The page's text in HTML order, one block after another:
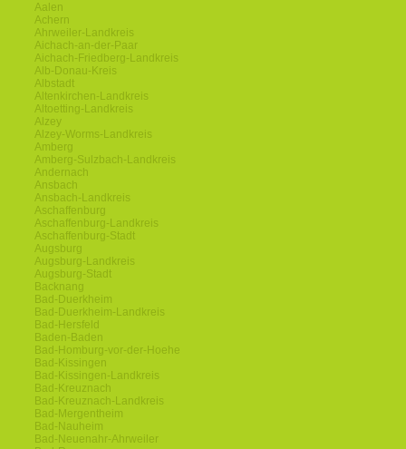
Aalen
Achern
Ahrweiler-Landkreis
Aichach-an-der-Paar
Aichach-Friedberg-Landkreis
Alb-Donau-Kreis
Albstadt
Altenkirchen-Landkreis
Altoetting-Landkreis
Alzey
Alzey-Worms-Landkreis
Amberg
Amberg-Sulzbach-Landkreis
Andernach
Ansbach
Ansbach-Landkreis
Aschaffenburg
Aschaffenburg-Landkreis
Aschaffenburg-Stadt
Augsburg
Augsburg-Landkreis
Augsburg-Stadt
Backnang
Bad-Duerkheim
Bad-Duerkheim-Landkreis
Bad-Hersfeld
Baden-Baden
Bad-Homburg-vor-der-Hoehe
Bad-Kissingen
Bad-Kissingen-Landkreis
Bad-Kreuznach
Bad-Kreuznach-Landkreis
Bad-Mergentheim
Bad-Nauheim
Bad-Neuenahr-Ahrweiler